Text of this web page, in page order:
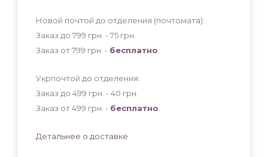
Новой почтой до отделения (почтомата):
Заказ до 799 грн. - 75 грн.
Заказ от 799 грн. - бесплатно.
Укрпочтой до отделения:
Заказ до 499 грн. - 40 грн.
Заказ от 499 грн. - бесплатно.
Детальнее о доставке